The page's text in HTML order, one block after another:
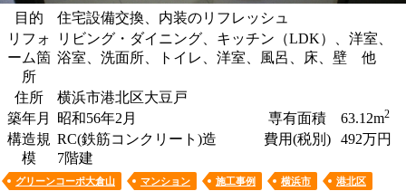
目的
住宅設備交換、内装のリフレッシュ
リフォ
ーム箇
所
リビング・ダイニング、キッチン（LDK）、洋室、
浴室、洗面所、トイレ、洋室、風呂、床、壁 他
住所
横浜市港北区大豆戸
築年月
昭和56年2月 専有面積 63.12m2
構造規
模
RC(鉄筋コンクリート)造
7階建
費用(税別) 492万円
グリーンコーポ大倉山 マンション 施工事例 横浜市 港北区